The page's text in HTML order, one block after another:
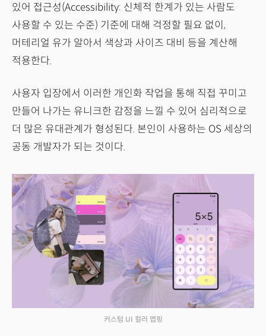
있어 접근성(Accessibility: 신체적 한계가 있는 사람도
사용할 수 있는 수준) 기준에 대해 걱정할 필요 없이,
머테리얼 유가 알아서 색상과 사이즈 대비 등을 계산해
적용한다.
사용자 입장에서 이러한 개인화 작업을 통해 직접 꾸미고
만들어 나가는 유니크한 감정을 느낄 수 있어 심리적으로
더 많은 유대관계가 형성된다. 본인이 사용하는 OS 세상의
공동 개발자가 되는 것이다.
커스텀 UI 컬러 맵핑